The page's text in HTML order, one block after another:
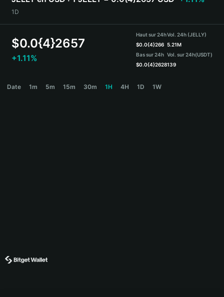
ภาษาไทย
हिन्दी
Español
Português (Brasil)
1D
$0.0{4}2657
+1.11%
Haut sur 24h
$0.0{4}266
Bas sur 24h
$0.0{4}2628
Vol. 24h (JELLY)
5.21M
Vol. sur 24h(USDT)
139
Date 1m 5m 15m 30m 1H 4H 1D 1W